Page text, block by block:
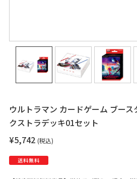
ウルトラマン カードゲーム ブー
クストラデッキ01セット
通
価
¥5,742 (税込)
送料無料